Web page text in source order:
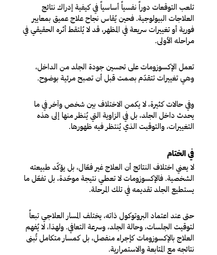
تلعب التوقعات دوراً نفسياً أساسياً في كيفية إدراك نتائج
العلاجات البيولوجية. فحين يُقاس نجاح علاج عميق بمعايير
فورية أو تغييرات سريعة في المظهر، قد لا يُلتقط أثره الحقيقي في
مراحله الأولى.
تعمل الإكسوزومات على تحسين جودة الجلد من الداخل،
وهي تغييرات تتقدّم بصمت قبل أن تصبح مرئية بوضوح.
وفي حالات كثيرة، لا يكمن الاختلاف بين شخص وآخر في ما
يحدث داخل الجلد، بل في الزاوية التي يُنظر منها إلى هذه
التغييرات، والتوقيت الذي يُنتظر فيه ظهورها.
في الختام
لا يعني اختلاف النتائج أن العلاج غير فعّال، بل يؤكّد طبيعته
الشخصية. فالإكسوزومات لا تعطي نتيجة موحّدة، بل تفعّل ما
يستطيع الجلد تقديمه في تلك المرحلة.
حتى عند اعتماد البروتوكول ذاته، يختلف المسار العلاجي تبعاً
لتوقيت الجلسات، وحالة الجلد، وسرعة التعافي. ولهذا، لا يُفهم
العلاج بالإكسوزومات كإجراء منفصل، بل كمسار متكامل تُبنى
نتائجه مع المتابعة والاستمرارية.